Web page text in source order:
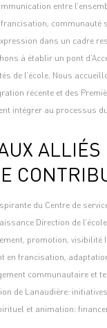
entre
communauté
dans un cadre
à établir un pont
de l’école. Nous
récente et des
intégrer au processus
ALLIÉS
du Centre de
Direction de
promotion, visibilité
en francisation,
communautaire et
de Lanaudière:
et animation: